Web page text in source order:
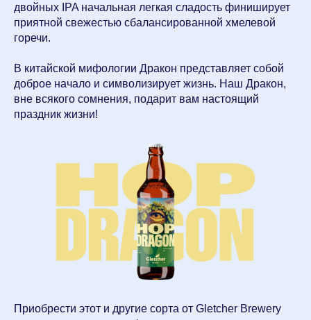
двойных IPA начальная легкая сладость финиширует
приятной свежестью сбалансированной хмелевой
горечи.
В китайской мифологии Дракон представляет собой
доброе начало и символизирует жизнь. Наш Дракон,
вне всякого сомнения, подарит вам настоящий
праздник жизни!
Приобрести этот и другие сорта от Gletcher Brewery